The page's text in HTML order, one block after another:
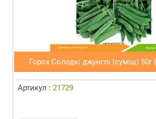
Горох Солодкі джунглі (суміш)
Артикул : 21729